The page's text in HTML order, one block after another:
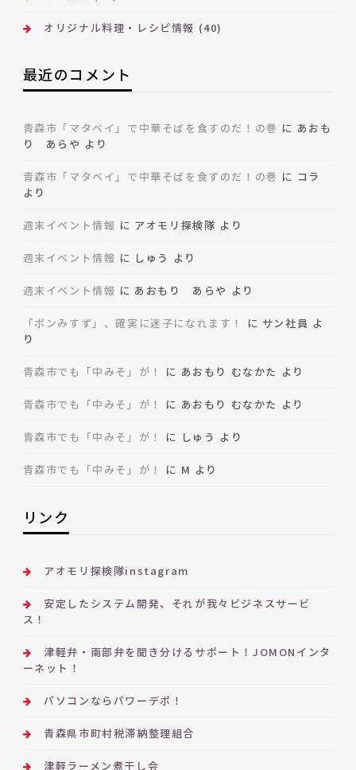
オリジナル料理・レシピ情報 (40)
最近のコメント
青森市「マタベイ」で中華そばを食すのだ！の巻 に あおも
り あらや より
青森市「マタベイ」で中華そばを食すのだ！の巻 に コラ
より
週末イベント情報 に アオモリ探検隊 より
週末イベント情報 に しゅう より
週末イベント情報 に あおもり あらや より
「ボンみすず」、確実に迷子になれます！ に サン社員 よ
り
青森市でも「中みそ」が！ に あおもり むなかた より
青森市でも「中みそ」が！ に あおもり むなかた より
青森市でも「中みそ」が！ に しゅう より
青森市でも「中みそ」が！ に M より
リンク
アオモリ探検隊instagram
安定したシステム開発、それが我々ビジネスサービ
ス！
津軽弁・南部弁を聞き分けるサポート！JOMONインタ
ーネット！
パソコンならパワーデポ！
青森県市町村税滞納整理組合
津軽ラーメン煮干し会